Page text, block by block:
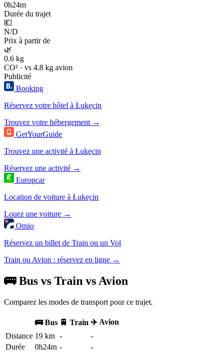
0h24m
Durée du trajet
💶
N/D
Prix à partir de
🌿
0.6 kg
CO² · vs 4.8 kg avion
Publicité
Booking
Réservez votre hôtel à Łukęcin
Trouvez votre hébergement →
GetYourGuide
Trouvez une activité à Łukęcin
Réservez une activité →
Europcar
Location de voiture à Łukęcin
Louez une voiture →
Omio
Réservez un billet de Train ou un Vol
Train ou Avion : réservez en ligne →
🚌 Bus vs Train vs Avion
Comparez les modes de transport pour ce trajet.
🚌 Bus 🚆 Train ✈️ Avion
Distance 19 km -
-
Durée
0h24m -
-